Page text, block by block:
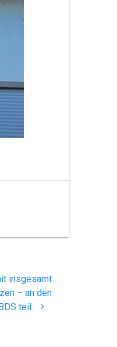
insgesamt
– an den
teil.